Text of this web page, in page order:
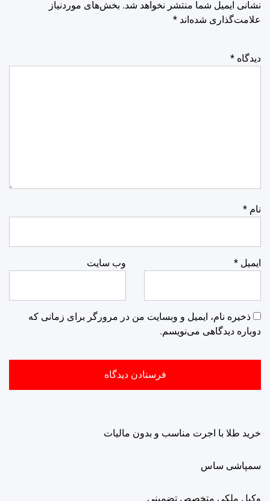
نشانی ایمیل شما منتشر نخواهد شد. بخش‌های موردنیاز
علامت‌گذاری شده‌اند *
دیدگاه *
نام *
ایمیل * وب‌ سایت
ذخیره نام، ایمیل و وبسایت من در مرورگر برای زمانی که
دوباره دیدگاهی می‌نویسم.
خرید طلا با اجرت مناسب و بدون مالیات
سمپاشی ساس
وکیل ملکی متخصص تضمینی